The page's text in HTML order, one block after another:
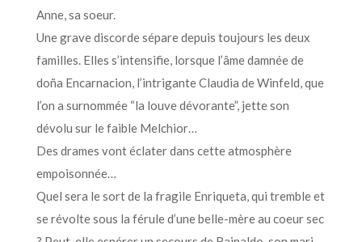
Anne, sa soeur.
Une grave discorde sépare depuis toujours les deux
familles. Elles s’intensifie, lorsque l’âme damnée de
doña Encarnacion, l’intrigante Claudia de Winfeld, que
l’on a surnommée “la louve dévorante”, jette son
dévolu sur le faible Melchior…
Des drames vont éclater dans cette atmosphère
empoisonnée…
Quel sera le sort de la fragile Enriqueta, qui tremble et
se révolte sous la férule d’une belle-mère au coeur sec